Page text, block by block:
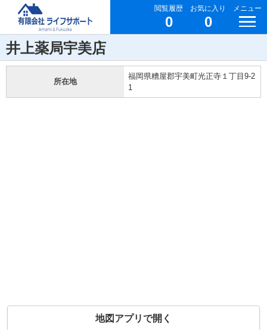
閲覧履歴
0
お気に入り
0
メニュー
井上薬局宇美店
所在地
福岡県糟屋郡宇美町光正寺１丁目9-2
1
地図アプリで開く